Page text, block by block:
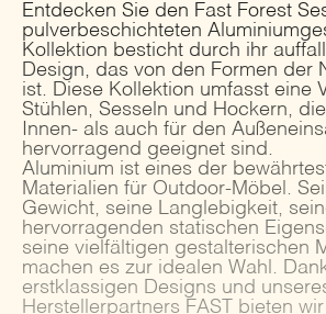
Entdecken Sie den Fast Forest
pulverbeschichteten
Kollektion besticht durch ihr
Design, das von den Formen der
ist. Diese Kollektion umfasst eine
Stühlen, Sesseln und Hockern,
Innen- als auch für den
hervorragend geeignet sind.
Aluminium ist eines der
Materialien für Outdoor-Möbel.
Gewicht, seine Langlebigkeit,
hervorragenden statischen
seine vielfältigen gestalterischen
machen es zur idealen Wahl.
erstklassigen Designs und
Herstellerpartners FAST bieten